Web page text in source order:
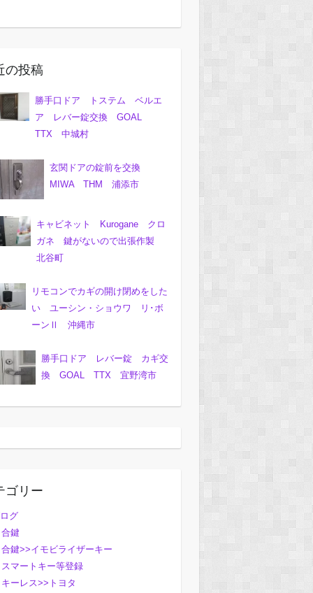
の投稿
勝手口ドア トステム ベルエ
ア レバー錠交換 GOAL
TTX 中城村
玄関ドアの錠前を交換
MIWA THM 浦添市
キャビネット Kurogane クロ
ガネ 鍵がないので出張作製
北谷町
リモコンでカギの開け閉めをした
い ユーシン・ショウワ リ･ボ
ーンⅡ 沖縄市
勝手口ドア レバー錠 カギ交
換 GOAL TTX 宜野湾市
ゴリー
グ
合鍵
合鍵>>イモビライザーキー
スマートキー等登録
キーレス>>トヨタ